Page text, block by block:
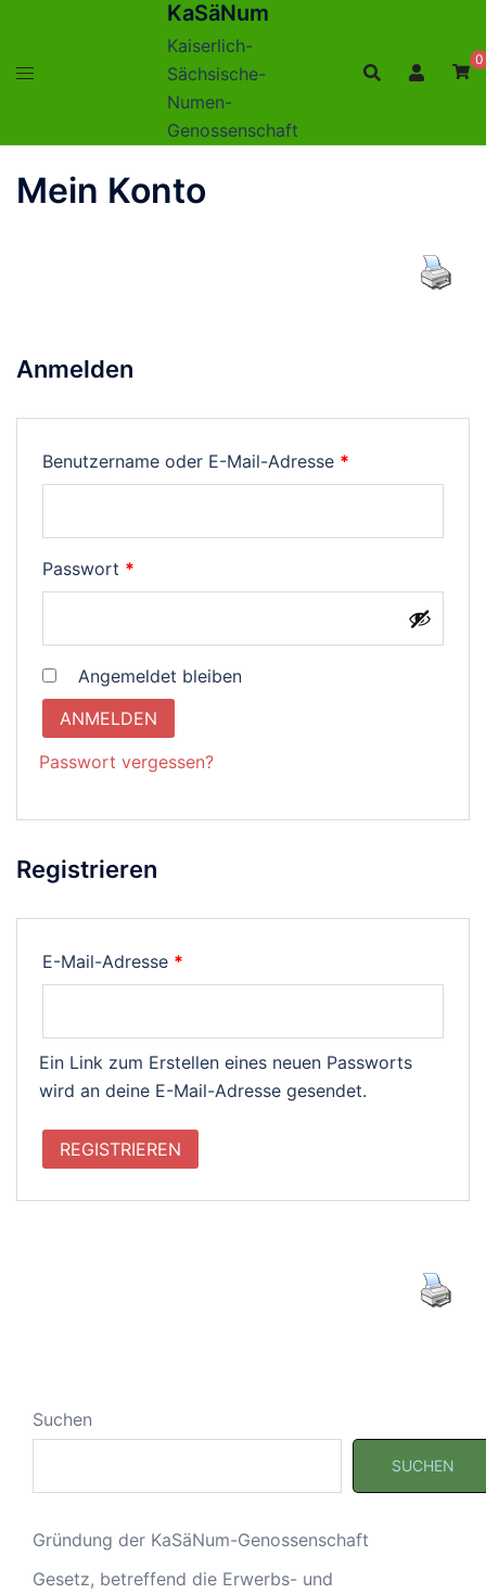
springen
KaSäNum
Kaiserlich-
Sächsische-
Numen-
Genossenschaft
0
Mein Konto
Anmelden
Benutzername oder E-Mail-Adresse *
Passwort *
Angemeldet bleiben
ANMELDEN
Passwort vergessen?
Registrieren
E-Mail-Adresse *
Ein Link zum Erstellen eines neuen Passworts
wird an deine E-Mail-Adresse gesendet.
REGISTRIEREN
Suchen
SUCHEN
Gründung der KaSäNum-Genossenschaft
Gesetz, betreffend die Erwerbs- und